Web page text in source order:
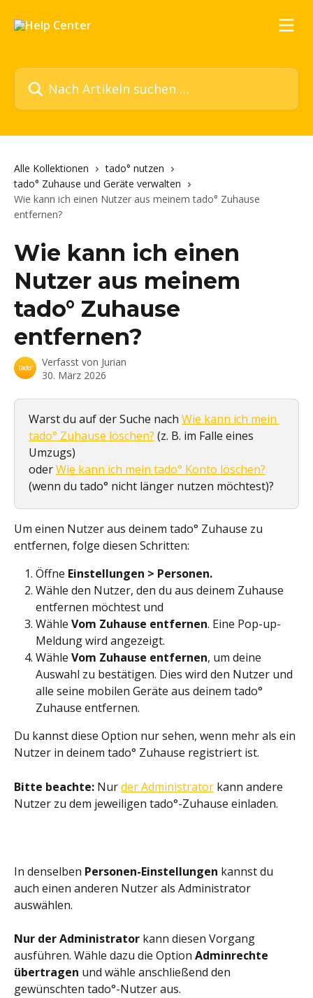
Nach Artikeln suchen …
Alle Kollektionen
tado° nutzen
tado° Zuhause und Geräte verwalten
Wie kann ich einen Nutzer aus meinem tado° Zuhause
entfernen?
Wie kann ich einen
Nutzer aus meinem
tado° Zuhause
entfernen?
Verfasst von Jurian
30. März 2026
Warst du auf der Suche nach Wie kann ich mein
tado° Zuhause löschen? (z. B. im Falle eines
Umzugs)
oder Wie kann ich mein tado° Konto löschen?
(wenn du tado° nicht länger nutzen möchtest)?
Um einen Nutzer aus deinem tado° Zuhause zu
entfernen, folge diesen Schritten:
Öffne Einstellungen > Personen.
Wähle den Nutzer, den du aus deinem Zuhause
entfernen möchtest und
Wähle Vom Zuhause entfernen. Eine Pop-up-
Meldung wird angezeigt.
Wähle Vom Zuhause entfernen, um deine
Auswahl zu bestätigen. Dies wird den Nutzer und
alle seine mobilen Geräte aus deinem tado°
Zuhause entfernen.
Du kannst diese Option nur sehen, wenn mehr als ein
Nutzer in deinem tado° Zuhause registriert ist.
Bitte beachte: Nur der Administrator kann andere
Nutzer zu dem jeweiligen tado°-Zuhause einladen.
In denselben Personen-Einstellungen kannst du
auch einen anderen Nutzer als Administrator
auswählen.
Nur der Administrator kann diesen Vorgang
ausführen. Wähle dazu die Option Adminrechte
übertragen und wähle anschließend den
gewünschten tado°-Nutzer aus.